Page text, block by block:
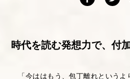
時代を読む発想力で、付
「今ははもう、包丁離れという